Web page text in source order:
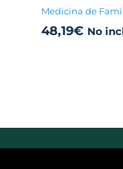
Medicina de
48,19€ No